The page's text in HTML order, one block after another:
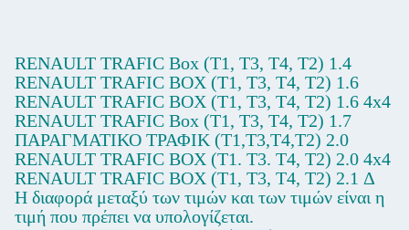
RENAULT TRAFIC Box (T1, T3, T4, T2) 1.4
RENAULT ΤRAFIC BOX (T1, T3, T4, T2) 1.6
RENAULT TRAFIC BOX (T1, T3, T4, T2) 1.6 4x4
RENAULT TRAFIC Box (T1, T3, T4, T2) 1.7
ΠΑΡΑΓΜΑΤΙΚΟ ΤΡΑΦΙΚ (T1,T3,T4,T2) 2.0
RENAULT TRAFIC BOX (T1. T3. T4, T2) 2.0 4x4
RENAULT TRAFIC BOX (T1, T3, T4, T2) 2.1 Δ
Η διαφορά μεταξύ των τιμών και των τιμών είναι η
τιμή που πρέπει να υπολογίζεται.